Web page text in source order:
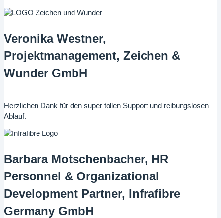
Veronika Westner,
Projektmanagement, Zeichen &
Wunder GmbH
Herzlichen Dank für den super tollen Support und reibungslosen
Ablauf.
Barbara Motschenbacher, HR
Personnel & Organizational
Development Partner, Infrafibre
Germany GmbH